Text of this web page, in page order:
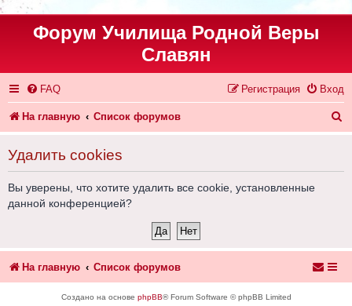
Форум Училища Родной Веры
Славян
FAQ Вход
Регистрация
На главную Список форумов
Удалить cookies
Вы уверены, что хотите удалить все cookie, установленные
данной конференцией?
На главную Список форумов
Создано на основе phpBB® Forum Software © phpBB Limited